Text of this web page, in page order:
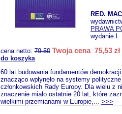
RED.
PRAWA
wydanie I
cena netto: 79.50 Twoja cena 75,53 zł
do koszyka
60 lat budowania fundamentów
znacząco wpłynęło na systemy
członkowskich Rady Europy. Dla wielu z
znaczenie miało ostatnie 20 lat, które
wielkimi przemianami w Europie,... >>>